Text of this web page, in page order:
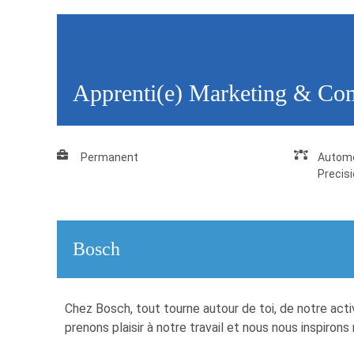
Apprenti(e) Marketing &
Permanent
Bosch
Chez Bosch, tout tourne autour de toi, de notre
prenons plaisir à notre travail et nous nous